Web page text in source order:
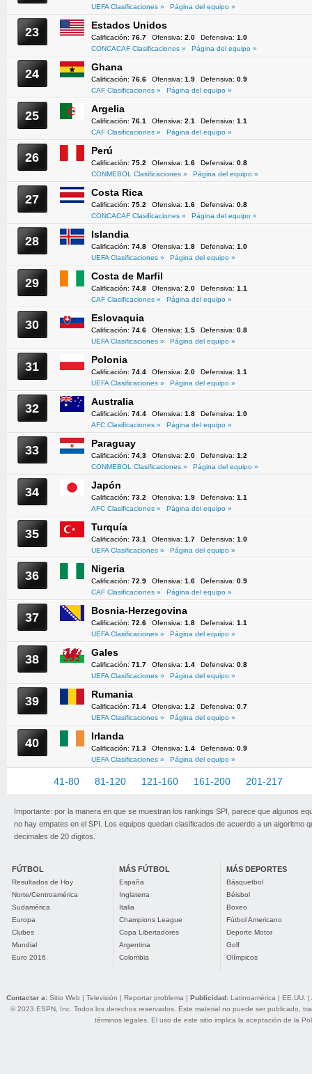
UEFA Clasificaciones »
Página del equipo »
23 Estados Unidos
Calificación: 76.7 Ofensiva: 2.0 Defensiva: 1.0
CONCACAF Clasificaciones »
Página del equipo »
24 Ghana
Calificación: 76.6 Ofensiva: 1.9 Defensiva: 0.9
CAF Clasificaciones »
Página del equipo »
25 Argelia
Calificación: 76.1 Ofensiva: 2.1 Defensiva: 1.1
CAF Clasificaciones »
Página del equipo »
26 Perú
Calificación: 75.2 Ofensiva: 1.6 Defensiva: 0.8
CONMEBOL Clasificaciones »
Página del equipo »
27 Costa Rica
Calificación: 75.2 Ofensiva: 1.6 Defensiva: 0.8
CONCACAF Clasificaciones »
Página del equipo »
28 Islandia
Calificación: 74.8 Ofensiva: 1.8 Defensiva: 1.0
UEFA Clasificaciones »
Página del equipo »
29 Costa de Marfil
Calificación: 74.8 Ofensiva: 2.0 Defensiva: 1.1
CAF Clasificaciones »
Página del equipo »
30 Eslovaquia
Calificación: 74.6 Ofensiva: 1.5 Defensiva: 0.8
UEFA Clasificaciones »
Página del equipo »
31 Polonia
Calificación: 74.4 Ofensiva: 2.0 Defensiva: 1.1
UEFA Clasificaciones »
Página del equipo »
32 Australia
Calificación: 74.4 Ofensiva: 1.8 Defensiva: 1.0
AFC Clasificaciones »
Página del equipo »
33 Paraguay
Calificación: 74.3 Ofensiva: 2.0 Defensiva: 1.2
CONMEBOL Clasificaciones »
Página del equipo »
34 Japón
Calificación: 73.2 Ofensiva: 1.9 Defensiva: 1.1
AFC Clasificaciones »
Página del equipo »
35 Turquía
Calificación: 73.1 Ofensiva: 1.7 Defensiva: 1.0
UEFA Clasificaciones »
Página del equipo »
36 Nigeria
Calificación: 72.9 Ofensiva: 1.6 Defensiva: 0.9
CAF Clasificaciones »
Página del equipo »
37 Bosnia-Herzegovina
Calificación: 72.6 Ofensiva: 1.8 Defensiva: 1.1
UEFA Clasificaciones »
Página del equipo »
38 Gales
Calificación: 71.7 Ofensiva: 1.4 Defensiva: 0.8
UEFA Clasificaciones »
Página del equipo »
39 Rumania
Calificación: 71.4 Ofensiva: 1.2 Defensiva: 0.7
UEFA Clasificaciones »
Página del equipo »
40 Irlanda
Calificación: 71.3 Ofensiva: 1.4 Defensiva: 0.9
UEFA Clasificaciones »
Página del equipo »
41-80 81-120 121-160 161-200 201-217
Importante: por la manera en que se muestran los rankings SPI, parece que algunos
no hay empates en el SPI. Los equipos quedan clasificados de acuerdo a un algoritmo
decimales de 20 dígitos.
FÚTBOL
Resultados de Hoy
Norte/Centroamérica
Sudamérica
Europa
Clubes
Mundial
Euro 2016
MÁS FÚTBOL
España
Inglaterra
Italia
Champions League
Copa Libertadores
Argentina
Colombia
MÁS DEPORTES
Básquetbol
Béisbol
Boxeo
Fútbol Americano
Deporte Motor
Golf
Olímpicos
Contactar a: Sitio Web | Televisión | Reportar problema | Publicidad: Latinoamérica | EE.UU. |
© 2023 ESPN, Inc. Todos los derechos reservados. Este material no puede ser publicado,
términos legales. El uso de este sitio implica la aceptación de la